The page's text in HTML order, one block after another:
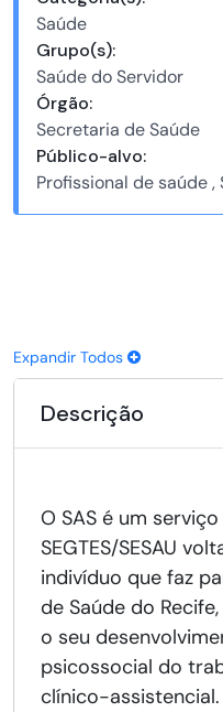
Saúde
Grupo(s):
Saúde do Servidor
Órgão:
Secretaria de Saúde
Público-alvo:
Profissional de saúde
Expandir Todos
Descrição
O SAS é um
SEGTES/SESAU
indivíduo que faz
de Saúde do
o seu
psicossocial do
clínico-